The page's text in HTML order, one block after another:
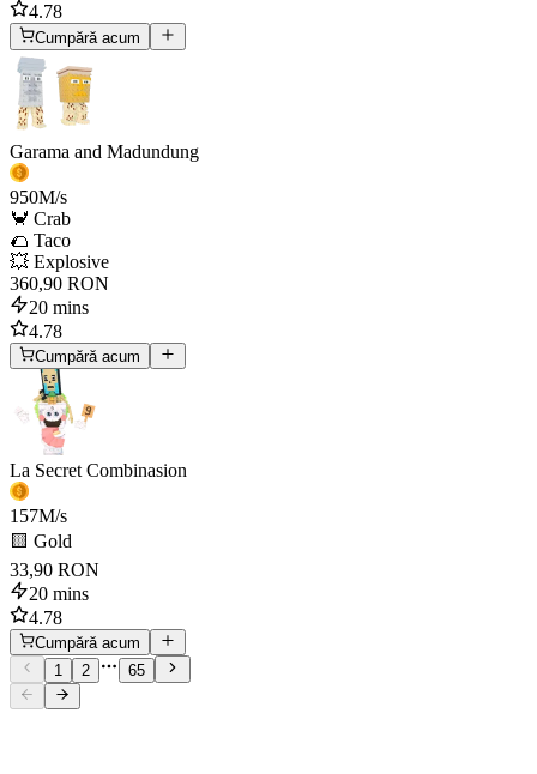
4.78
Cumpără acum
Garama and Madundung
950M/s
🦀 Crab
🌮 Taco
💥 Explosive
360,90 RON
20 mins
4.78
Cumpără acum
La Secret Combinasion
157M/s
🟨 Gold
33,90 RON
20 mins
4.78
Cumpără acum
1
2 65